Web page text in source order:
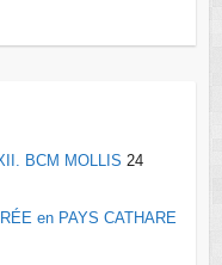
BCM MOLLIS 24
en PAYS CATHARE